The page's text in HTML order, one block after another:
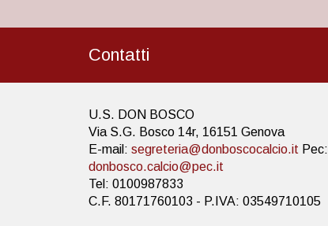
Contatti
U.S. DON BOSCO
Via S.G. Bosco 14r, 16151 Genova
E-mail: segreteria@donboscocalcio.it Pec:
donbosco.calcio@pec.it
Tel: 0100987833
C.F. 80171760103 - P.IVA: 03549710105